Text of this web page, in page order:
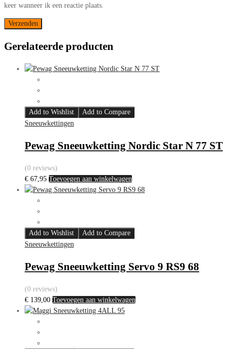
keer wanneer ik een reactie plaats.
Gerelateerde producten
Add to Wishlist
Add to Compare
Sneeuwkettingen
Pewag Sneeuwketting Nordic Star N 77 ST
(0 reviews)
€ 67,95 Toevoegen aan winkelwagen
Add to Wishlist
Add to Compare
Sneeuwkettingen
Pewag Sneeuwketting Servo 9 RS9 68
(0 reviews)
€ 139,00 Toevoegen aan winkelwagen